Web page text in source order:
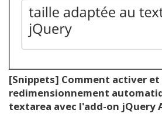
[Snippets] Comment activer
redimensionnement
textarea avec l'add-on jQuery